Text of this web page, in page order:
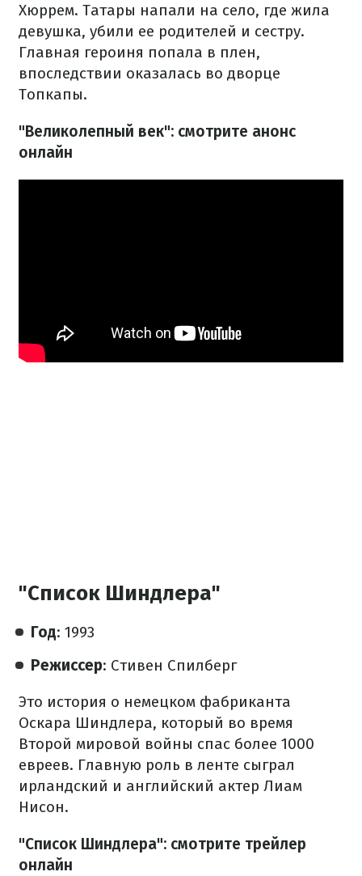
Хюррем. Татары напали на село, где жила
девушка, убили ее родителей и сестру.
Главная героиня попала в плен,
впоследствии оказалась во дворце
Топкапы.
"Великолепный век": смотрите анонс
онлайн
"Список Шиндлера"
Год: 1993
Режиссер: Стивен Спилберг
Это история о немецком фабриканта
Оскара Шиндлера, который во время
Второй мировой войны спас более 1000
евреев. Главную роль в ленте сыграл
ирландский и английский актер Лиам
Нисон.
"Список Шиндлера": смотрите трейлер
онлайн